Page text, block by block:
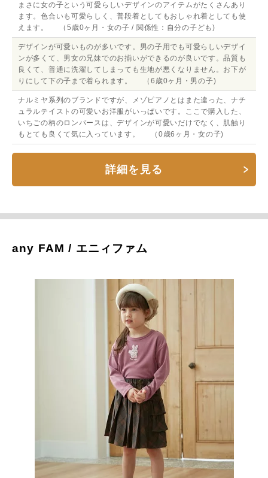
まさに女の子という可愛らしいデザインのアイテムがたくさんあり
ます。色合いも可愛らしく、普段着としてもおしゃれ着としても使
えます。 （5歳0ヶ月・女の子 / 関係性：自分の子ども)
デザインが可愛いものが多いです。男の子用でも可愛らしいデザイ
ンが多くて、男女の兄妹でのお揃いができるのが良いです。品質も
良くて、普通に洗濯してしまっても生地が悪くなりません。お下が
りにして下の子まで着られます。 （6歳0ヶ月・男の子)
ナルミヤ系列のブランドですが、メゾピアノとはまた違った、ナチ
ュラルテイストの可愛いお洋服がいっぱいです。ここで購入した、
いちごの柄のロンパースは、デザインが可愛いだけでなく、肌触り
もとても良くて気に入っています。 （0歳6ヶ月・女の子)
詳細を見る
any FAM / エニィファム